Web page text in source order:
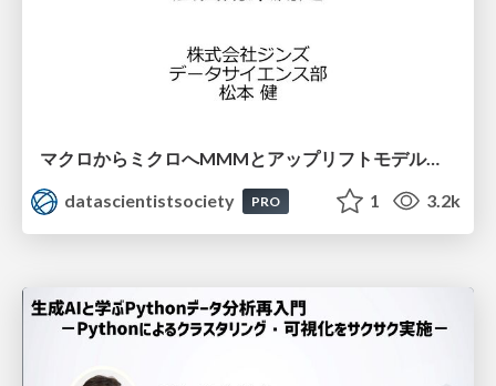
マクロからミクロへMMMとアップリフトモデルによる広告効果測定
datascientistsociety
PRO 1 3.2k